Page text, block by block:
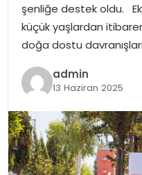
şenliğe destek oldu.
küçük yaşlardan
doğa dostu
admin
13 Haziran 2025